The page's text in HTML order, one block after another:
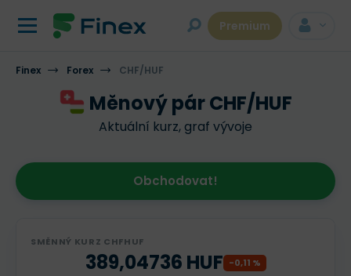
Premium
Finex Forex CHF/HUF
Měnový pár CHF/HUF
Aktuální kurz, graf vývoje
Obchodovat!
SMĚNNÝ KURZ CHFHUF
389,04736 HUF -0,11 %